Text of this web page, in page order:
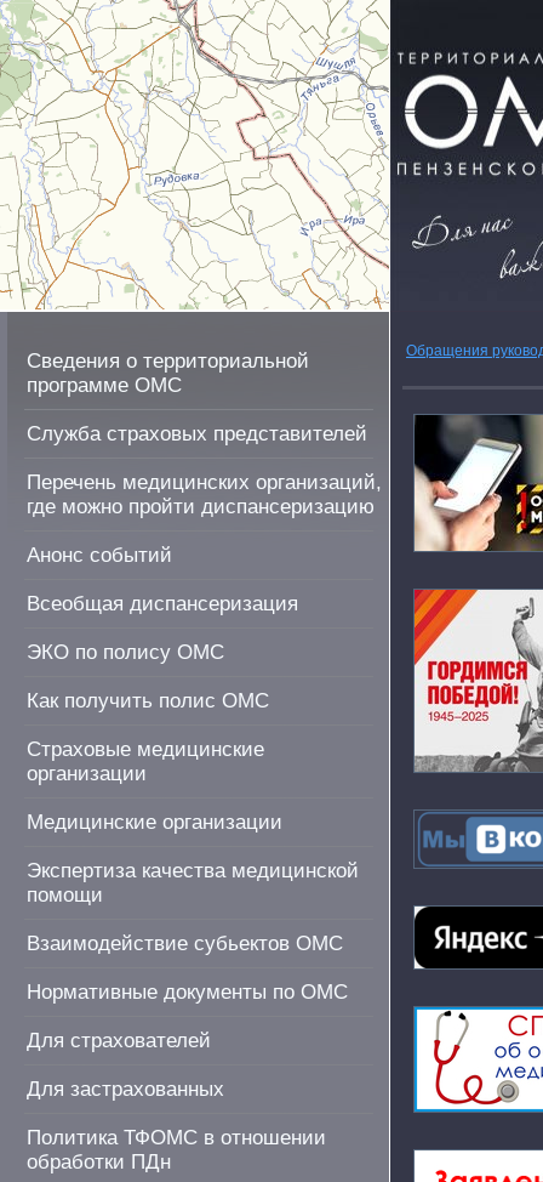
Сведения о территориальной
программе ОМС
Служба страховых представителей
Перечень медицинских организаций,
где можно пройти диспансеризацию
Анонс событий
Всеобщая диспансеризация
ЭКО по полису ОМС
Как получить полис ОМС
Страховые медицинские
организации
Медицинские организации
Экспертиза качества медицинской
помощи
Взаимодействие субьектов ОМС
Нормативные документы по ОМС
Для страхователей
Для застрахованных
Политика ТФОМС в отношении
обработки ПДн
Обращения